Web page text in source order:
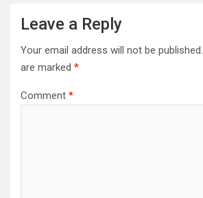
Leave a Reply
Your email address will not be published.
are marked *
Comment *